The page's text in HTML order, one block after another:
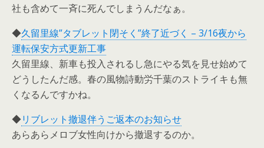
社も含めて一斉に死んでしまうんだなぁ。
◆久留里線”タブレット閉そく”終了近づく – 3/16夜から
運転保安方式更新工事
久留里線、新車も投入されるし急にやる気を見せ始めて
どうしたんだ感。春の風物詩動労千葉のストライキも無
くなるんですかね。
◆リブレット撤退伴うご返本のお知らせ
あらあらメロブ女性向けから撤退するのか。